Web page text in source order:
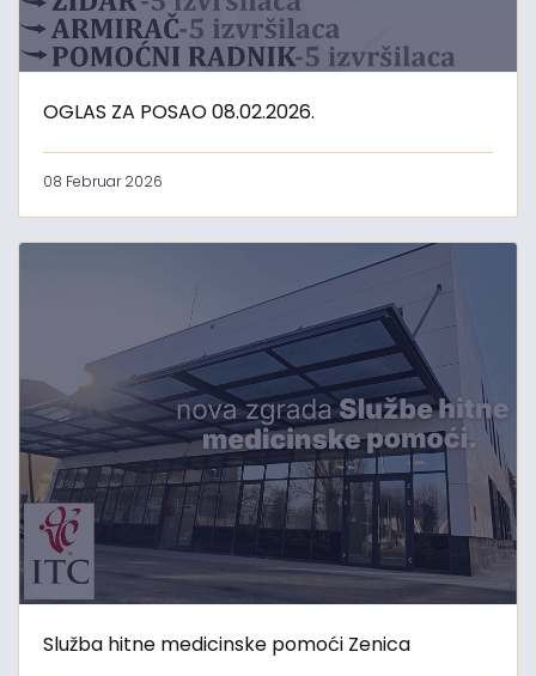
OGLAS ZA POSAO 08.02.2026.
08 Februar 2026
Služba hitne medicinske pomoći Zenica